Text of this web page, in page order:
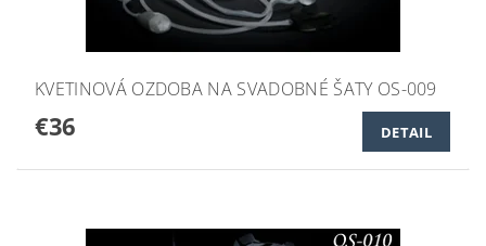
KVETINOVÁ OZDOBA NA SVADOBNÉ ŠATY OS-009
€36 DETAIL